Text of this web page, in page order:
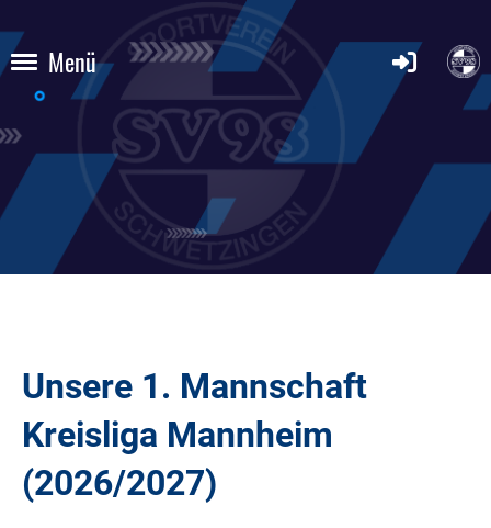
Menü
Unsere 1. Mannschaft
Kreisliga Mannheim
(2026/2027)